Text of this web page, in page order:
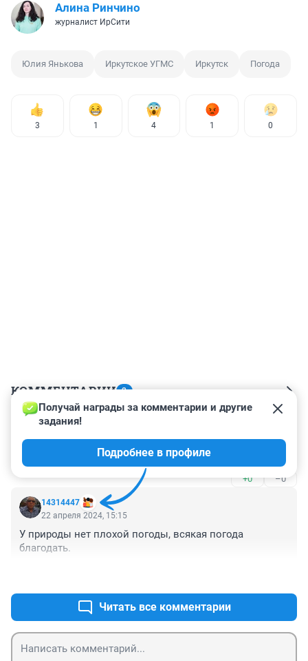
Алина Ринчино
журналист ИрСити
Юлия Янькова Иркутское УГМС Иркутск Погода
3 1 4 1 0
КОММЕНТАРИИ 2
Гость
Чай не в Крыму живëм, перезимуем)))
+0 –0
14314447
Получай награды за комментарии и другие
задания!
Подробнее в профиле
22 апреля 2024, 15:15
У природы нет плохой погоды, всякая погода
благодать.
Читать все комментарии